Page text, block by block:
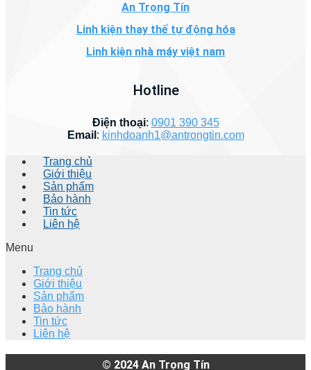
An Trọng Tín
Linh kiện thay thế tự động hóa
Linh kiện nhà máy việt nam
Hotline
Điện thoại: 0901 390 345
Email : kinhdoanh1@antrongtin.com
Trang chủ
Giới thiệu
Sản phẩm
Bảo hành
Tin tức
Liên hệ
Menu
Trang chủ
Giới thiệu
Sản phẩm
Bảo hành
Tin tức
Liên hệ
© 2024 An Trọng Tín